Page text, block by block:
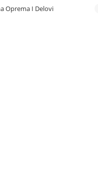
Oprema I Delovi